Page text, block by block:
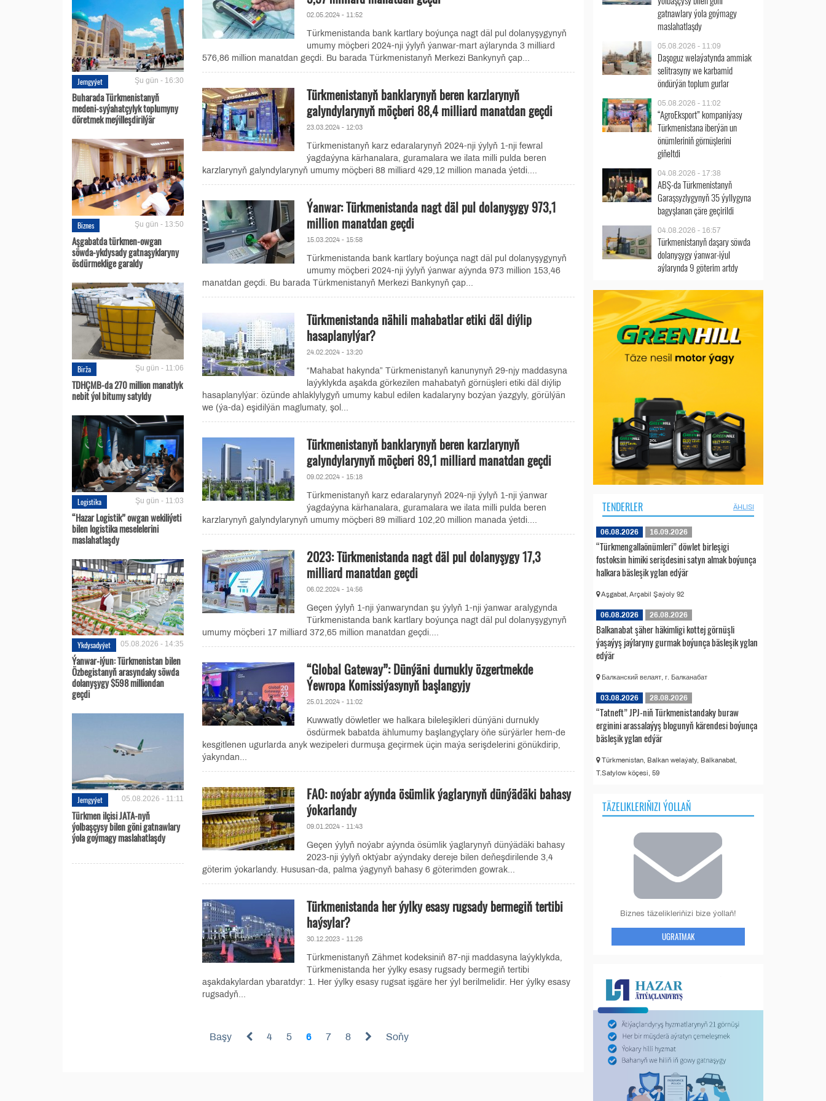
Jemgyýet Şu gün - 16:30
Buharada Türkmenistanyň
medeni-syýahatçylyk toplumyny
döretmek meýilleşdirilýär
Biznes Şu gün - 13:50
Aşgabatda türkmen-owgan
söwda-ykdysady gatnaşyklaryny
ösdürmeklige garaldy
Birža Şu gün - 11:06
TDHÇMB-da 270 million manatlyk
nebit ýol bitumy satyldy
Logistika Şu gün - 11:03
“Hazar Logistik” owgan wekiliýeti
bilen logistika meselelerini
maslahatlaşdy
Ykdysadyýet 05.08.2026 - 14:35
Ýanwar-iýun: Türkmenistan bilen
Özbegistanyň arasyndaky söwda
dolanyşygy $598 milliondan
geçdi
Jemgyýet 05.08.2026 - 11:11
Türkmen ilçisi JATA-nyň
ýolbaşçysy bilen göni gatnawlary
ýola goýmagy maslahatlaşdy
02.05.2024 - 11:52
Türkmenistanda bank kartlary boýunça nagt däl pul dolanyşygynyň
umumy möçberi 2024-nji ýylyň ýanwar-mart aýlarynda 3 milliard
576,86 million manatdan geçdi. Bu barada Türkmenistanyň Merkezi Bankynyň çap...
Türkmenistanyň banklarynyň beren karzlarynyň
galyndylarynyň möçberi 88,4 milliard manatdan geçdi
23.03.2024 - 12:03
Türkmenistanyň karz edaralarynyň 2024-nji ýylyň 1-nji fewral
ýagdaýyna kärhanalara, guramalara we ilata milli pulda beren
karzlarynyň galyndylarynyň umumy möçberi 88 milliard 429,12 million manada ýetdi....
Ýanwar: Türkmenistanda nagt däl pul dolanyşygy 973,1
million manatdan geçdi
15.03.2024 - 15:58
Türkmenistanda bank kartlary boýunça nagt däl pul dolanyşygynyň
umumy möçberi 2024-nji ýylyň ýanwar aýynda 973 million 153,46
manatdan geçdi. Bu barada Türkmenistanyň Merkezi Bankynyň çap...
Türkmenistanda nähili mahabatlar etiki däl diýlip
hasaplanylýar?
24.02.2024 - 13:20
“Mahabat hakynda” Türkmenistanyň kanunynyň 29-njy maddasyna
laýyklykda aşakda görkezilen mahabatyň görnüşleri etiki däl diýlip
hasaplanylýar: özünde ahlaklylygyň umumy kabul edilen kadalaryny bozýan ýazgyly, görülýän
we (ýa-da) eşidilýän maglumaty, şol...
Türkmenistanyň banklarynyň beren karzlarynyň
galyndylarynyň möçberi 89,1 milliard manatdan geçdi
09.02.2024 - 15:18
Türkmenistanyň karz edaralarynyň 2024-nji ýylyň 1-nji ýanwar
ýagdaýyna kärhanalara, guramalara we ilata milli pulda beren
karzlarynyň galyndylarynyň umumy möçberi 89 milliard 102,20 million manada ýetdi....
2023: Türkmenistanda nagt däl pul dolanyşygy 17,3
milliard manatdan geçdi
06.02.2024 - 14:56
Geçen ýylyň 1-nji ýanwaryndan şu ýylyň 1-nji ýanwar aralygynda
Türkmenistanda bank kartlary boýunça nagt däl pul dolanyşygynyň
umumy möçberi 17 milliard 372,65 million manatdan geçdi....
“Global Gateway”: Dünýäni durnukly özgertmekde
Ýewropa Komissiýasynyň başlangyjy
25.01.2024 - 11:02
Kuwwatly döwletler we halkara bileleşikleri dünýäni durnukly
ösdürmek babatda ählumumy başlangyçlary öňe sürýärler hem-de
kesgitlenen ugurlarda anyk wezipeleri durmuşa geçirmek üçin maýa serişdelerini gönükdirip,
ýakyndan...
FAO: noýabr aýynda ösümlik ýaglarynyň dünýädäki bahasy
ýokarlandy
09.01.2024 - 11:43
Geçen ýylyň noýabr aýynda ösümlik ýaglarynyň dünýädäki bahasy
2023-nji ýylyň oktýabr aýyndaky dereje bilen deňeşdirilende 3,4
göterim ýokarlandy. Hususan-da, palma ýagynyň bahasy 6 göterimden gowrak...
Türkmenistanda her ýylky esasy rugsady bermegiň tertibi
haýsylar?
30.12.2023 - 11:26
Türkmenistanyň Zähmet kodeksiniň 87-nji maddasyna laýyklykda,
Türkmenistanda her ýylky esasy rugsady bermegiň tertibi
aşakdakylardan ybaratdyr: 1. Her ýylky esasy rugsat işgäre her ýyl berilmelidir. Her ýylky esasy
rugsadyň...
Başy 4 5 6 7 8 Soňy
gatnawlary ýola goýmagy
maslahatlaşdy
05.08.2026 - 11:09
Daşoguz welaýatynda ammiak
selitrasyny we karbamid
öndürýän toplum gurlar
05.08.2026 - 11:02
“AgroEksport” kompaniýasy
Türkmenistana iberýän un
önümleriniň görnüşlerini
giňeltdi
04.08.2026 - 17:38
ABŞ-da Türkmenistanyň
Garaşsyzlygynyň 35 ýyllygyna
bagyşlanan çäre geçirildi
04.08.2026 - 16:57
Türkmenistanyň daşary söwda
dolanyşygy ýanwar-iýul
aýlarynda 9 göterim artdy
TENDERLER ÄHLISI
06.08.2026 16.09.2026
“Türkmengallaönümleri” döwlet birleşigi
fostoksin himiki serişdesini satyn almak boýunça
halkara bäsleşik yglan edýär
Aşgabat, Arçabil Şaýoly 92
06.08.2026 26.08.2026
Balkanabat şäher häkimligi kottej görnüşli
ýaşaýyş jaýlaryny gurmak boýunça bäsleşik yglan
edýär
Балканский велаят, г. Балканабат
03.08.2026 28.08.2026
“Tatneft” JPJ-niň Türkmenistandaky buraw
erginini arassalaýyş blogunyň kärendesi boýunça
bäsleşik yglan edýär
Türkmenistan, Balkan welaýaty, Balkanabat,
T.Satylow köçesi, 59
TÄZELIKLERIŇIZI ÝOLLAŇ
Biznes täzelikleriňizi bize ýollaň!
UGRATMAK